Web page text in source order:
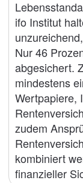
ifo Institut
Nur 46
abgesichert.
mindestens
Wertpapiere,
zudem
kombiniert
finanzieller